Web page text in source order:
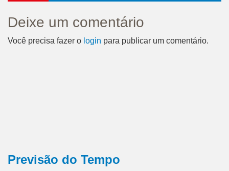
Deixe um comentário
Você precisa fazer o login para publicar um comentário.
Previsão do Tempo